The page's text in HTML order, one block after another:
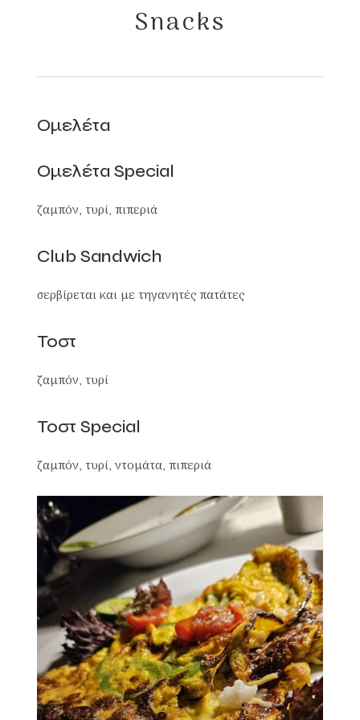
Snacks
Ομελέτα
Ομελέτα Special
ζαμπόν, τυρί, πιπεριά
Club Sandwich
σερβίρεται και με τηγανητές πατάτες
Τοστ
ζαμπόν, τυρί
Τοστ Special
ζαμπόν, τυρί, ντομάτα, πιπεριά